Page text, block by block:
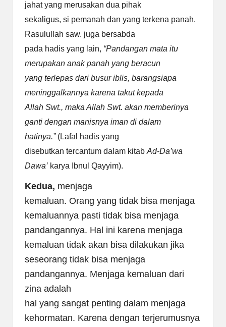
jahat yang merusakan dua pihak
sekaligus, si pemanah dan yang terkena panah.
Rasulullah saw. juga bersabda
pada hadis yang lain, “Pandangan mata itu
merupakan anak panah yang beracun
yang terlepas dari busur iblis, barangsiapa
meninggalkannya karena takut kepada
Allah Swt., maka Allah Swt. akan memberinya
ganti dengan manisnya iman di dalam
hatinya.” (Lafal
hadis yang
disebutkan tercantum dalam kitab Ad-Da’wa
Dawa’ karya Ibnul Qayyim).
Kedua, menjaga
kemaluan. Orang yang tidak bisa menjaga
kemaluannya pasti tidak bisa menjaga
pandangannya. Hal ini karena menjaga
kemaluan tidak akan bisa dilakukan jika
seseorang tidak bisa menjaga
pandangannya. Menjaga kemaluan dari
zina adalah
hal yang sangat penting dalam menjaga
kehormatan. Karena dengan terjerumusnya